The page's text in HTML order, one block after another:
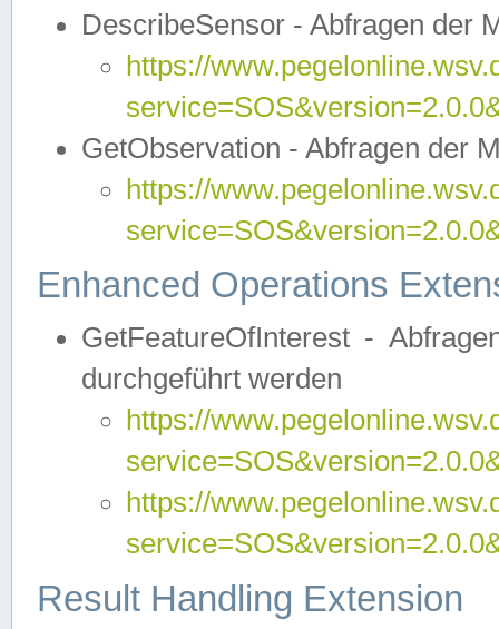
DescribeSensor - Abfragen der
https://
GetObservation - Abfragen der
https://
Enhanced Operations
GetFeatureOfInterest -
durchgeführt werden
https://
https://
Result Handling Extension